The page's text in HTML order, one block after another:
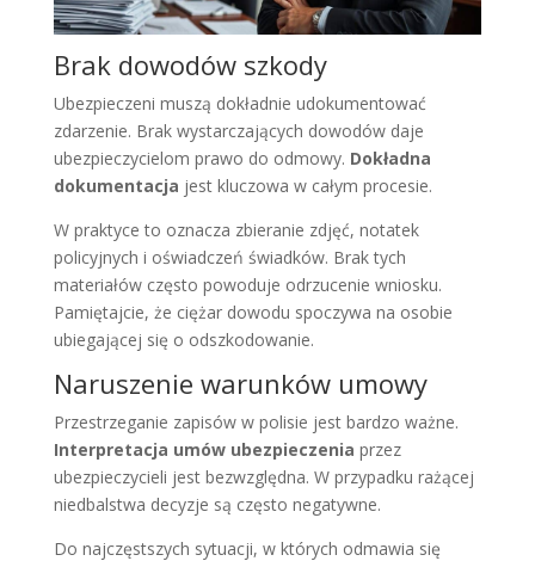
Brak dowodów szkody
Ubezpieczeni muszą dokładnie udokumentować
zdarzenie. Brak wystarczających dowodów daje
ubezpieczycielom prawo do odmowy. Dokładna
dokumentacja jest kluczowa w całym procesie.
W praktyce to oznacza zbieranie zdjęć, notatek
policyjnych i oświadczeń świadków. Brak tych
materiałów często powoduje odrzucenie wniosku.
Pamiętajcie, że ciężar dowodu spoczywa na osobie
ubiegającej się o odszkodowanie.
Naruszenie warunków umowy
Przestrzeganie zapisów w polisie jest bardzo ważne.
Interpretacja umów ubezpieczenia przez
ubezpieczycieli jest bezwzględna. W przypadku rażącej
niedbalstwa decyzje są często negatywne.
Do najczęstszych sytuacji, w których odmawia się